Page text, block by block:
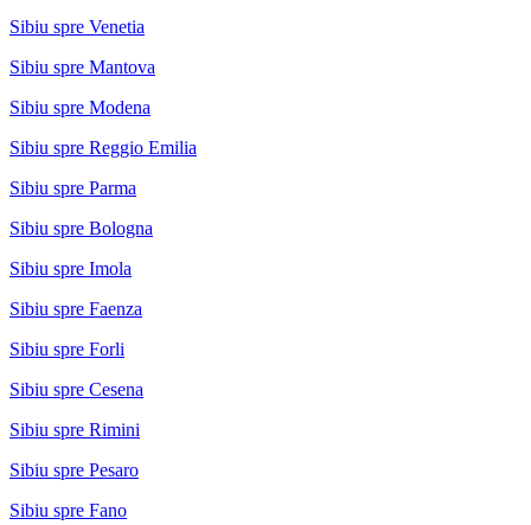
Sibiu spre Venetia
Sibiu spre Mantova
Sibiu spre Modena
Sibiu spre Reggio Emilia
Sibiu spre Parma
Sibiu spre Bologna
Sibiu spre Imola
Sibiu spre Faenza
Sibiu spre Forli
Sibiu spre Cesena
Sibiu spre Rimini
Sibiu spre Pesaro
Sibiu spre Fano